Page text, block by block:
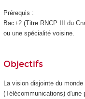
Prérequis :
Bac+2 (Titre RNCP III du
ou une spécialité voisine.
Objectifs
La vision disjointe du
(Télécommunications) d'une